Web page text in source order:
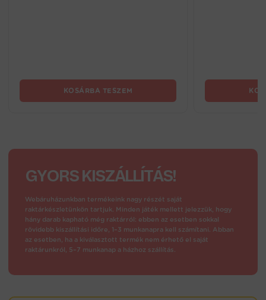
KOSÁRBA TESZEM
GYORS KISZÁLLÍTÁS!
Webáruházunkban termékeink nagy részét saját
raktárkészletünkön tartjuk. Minden játék mellett jelezzük, hogy
hány darab kapható még raktárról: ebben az esetben sokkal
rövidebb kiszállítási időre, 1–3 munkanapra kell számítani. Abban
az esetben, ha a kiválasztott termék nem érhető el saját
raktárunkról, 5–7 munkanap a házhoz szállítás.